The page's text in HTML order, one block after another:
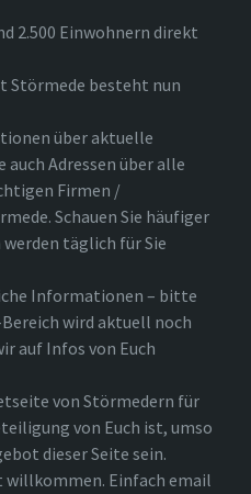
2.500 Einwohnern direkt
Störmede besteht nun
über aktuelle
Adressen über alle
Firmen /
Schauen Sie häufiger
täglich für Sie
Informationen – bitte
wird aktuell noch
auf Infos von Euch
von Störmedern für
von Euch ist, umso
dieser Seite sein.
Einfach email